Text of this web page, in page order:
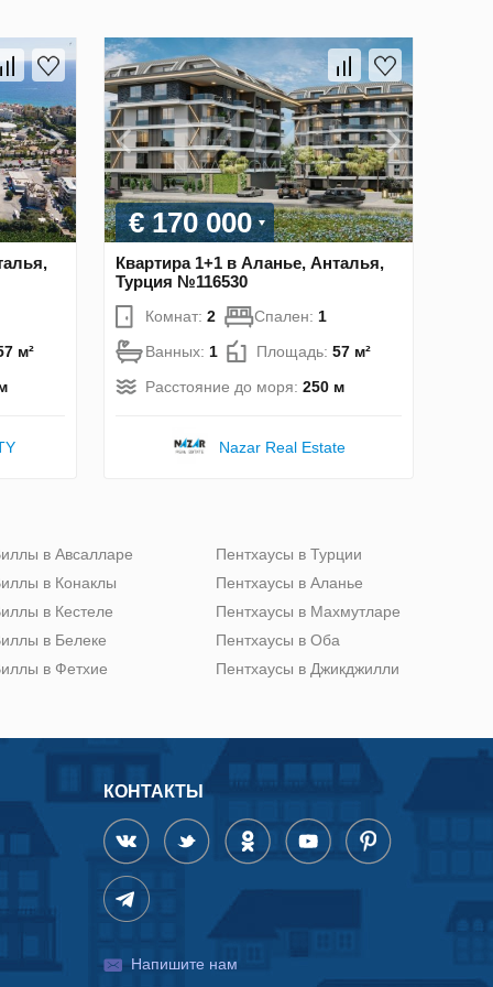
м²
€ 170 000
Квартира 1+1 в Аланье, Анталья,
Турция №116530
Комнат: 2 Спален: 1
Ванных: 1 Площадь: 57 м²
Расстояние до моря: 250 м
Nazar Real Estate
в Авсалларе
в Конаклы
в Кестеле
в Белеке
в Фетхие
Пентхаусы в Турции
Пентхаусы в Аланье
Пентхаусы в Махмутларе
Пентхаусы в Оба
Пентхаусы в Джикджилли
КОНТАКТЫ
Напишите нам